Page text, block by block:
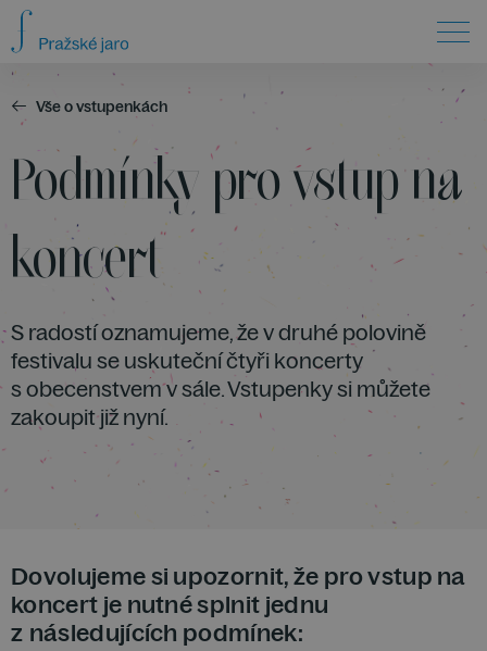
Vše o vstupenkách
Podmínky pro vstup na
koncert
S radostí oznamujeme, že v druhé polovině
festivalu se uskuteční čtyři koncerty
s obecenstvem v sále. Vstupenky si můžete
zakoupit již nyní.
Dovolujeme si upozornit, že pro vstup na
koncert je nutné splnit jednu
z následujících podmínek: